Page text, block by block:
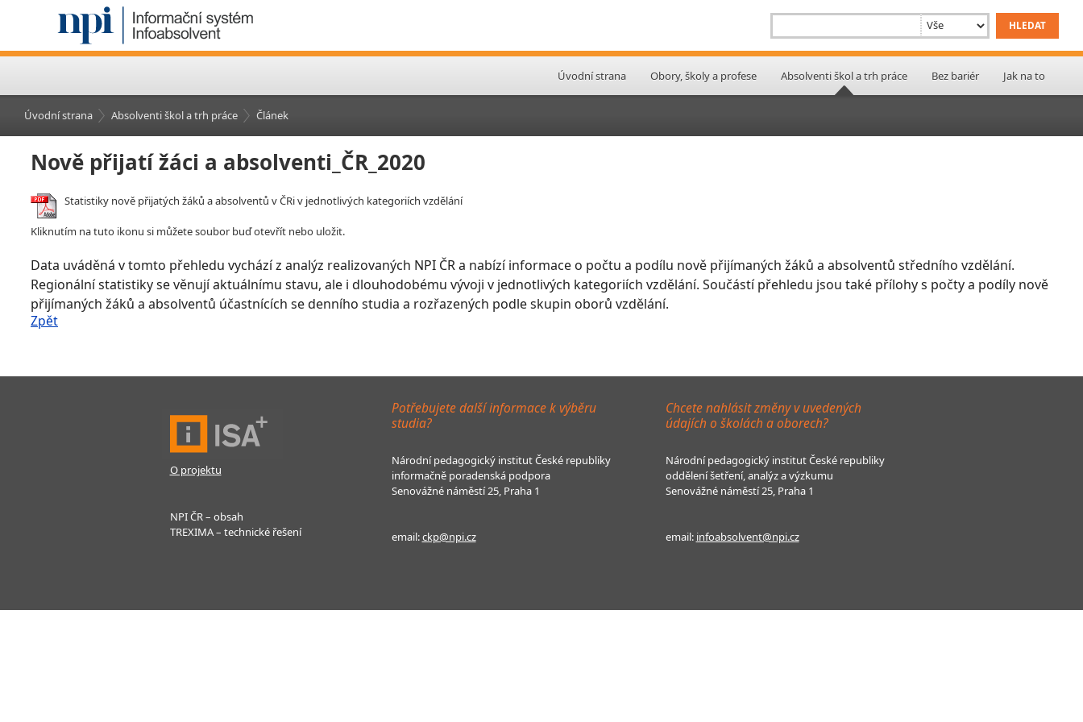
Úvodní strana Obory, školy a profese Absolventi škol a trh práce Bez bariér Jak na to
Úvodní strana Absolventi škol a trh práce Článek
Nově přijatí žáci a absolventi_ČR_2020
Statistiky nově přijatých žáků a absolventů v ČRi v jednotlivých kategoriích vzdělání
Kliknutím na tuto ikonu si můžete soubor buď otevřít nebo uložit.
Data uváděná v tomto přehledu vychází z analýz realizovaných NPI ČR a nabízí informace o počtu a podílu nově přijímaných žáků a absolventů středního vzdělání.
Regionální statistiky se věnují aktuálnímu stavu, ale i dlouhodobému vývoji v jednotlivých kategoriích vzdělání. Součástí přehledu jsou také přílohy s počty a podíly nově
přijímaných žáků a absolventů účastnících se denního studia a rozřazených podle skupin oborů vzdělání.
Zpět
O projektu
NPI ČR – obsah
TREXIMA – technické řešení
Potřebujete další informace k výběru
studia?
Národní pedagogický institut České republiky
informačně poradenská podpora
Senovážné náměstí 25, Praha 1
email:ckp@npi.cz
Chcete nahlásit změny v uvedených
údajích o školách a oborech?
Národní pedagogický institut České republiky
oddělení šetření, analýz a výzkumu
Senovážné náměstí 25, Praha 1
email: infoabsolvent@npi.cz